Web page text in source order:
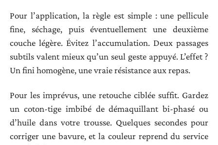
Pour l’application, la règle est simple : une pellicule
fine, séchage, puis éventuellement une deuxième
couche légère. Évitez l’accumulation. Deux passages
subtils valent mieux qu’un seul geste appuyé. L’effet ?
Un fini homogène, une vraie résistance aux repas.
Pour les imprévus, une retouche ciblée suffit. Gardez
un coton-tige imbibé de démaquillant bi-phasé ou
d’huile dans votre trousse. Quelques secondes pour
corriger une bavure, et la couleur reprend du service